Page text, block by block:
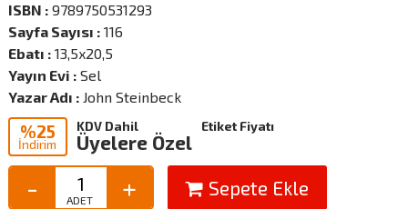
ISBN :9789750531293
Sayfa Sayısı :116
Ebatı :13,5x20,5
Yayın Evi :Sel
Yazar Adı :John Steinbeck
%25
İndirim
KDV Dahil
Üyelere Özel
Etiket Fiyatı
Sepete Ekle